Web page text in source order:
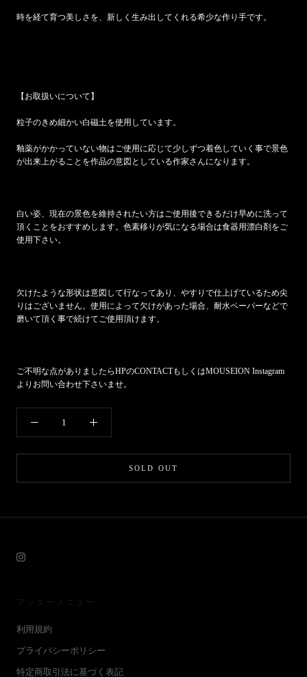
時を経て育つ美しさを、新しく生み出してくれる希少な作り手です。
【お取扱いについて】
粒子のきめ細かい白磁土を使用しています。
釉薬がかかっていない物はご使用に応じて少しずつ着色していく事で景色
が出来上がることを作品の意図としている作家さんになります。
白い姿、現在の景色を維持されたい方はご使用後できるだけ早めに洗って
頂くことをおすすめします。色素移りが気になる場合は食器用漂白剤をご
使用下さい。
欠けたような形状は意図して行なってあり、やすりで仕上げているため尖
りはございません。使用によって欠けがあった場合、耐水ペーパーなどで
磨いて頂く事で続けてご使用頂けます。
ご不明な点がありましたらHPのCONTACTもしくはMOUSEION Instagram
よりお問い合わせ下さいませ。
SOLD OUT
フッターメニュー
利用規約
プライバシーポリシー
特定商取引法に基づく表記